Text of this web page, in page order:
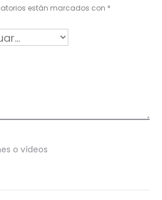
están marcados con *
o vídeos